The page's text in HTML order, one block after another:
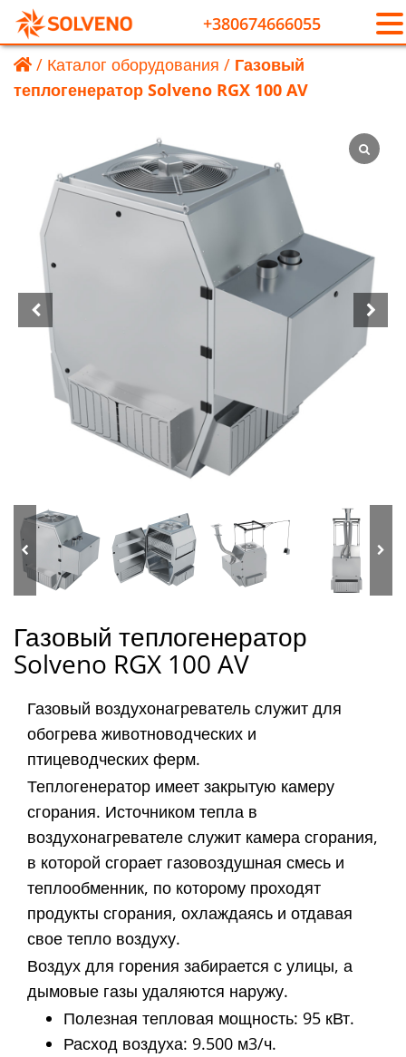
+380674666055
/ Каталог оборудования / Газовый
теплогенератор Solveno RGX 100 AV
Газовый теплогенератор
Solveno RGX 100 AV
Газовый воздухонагреватель служит для
обогрева животноводческих и
птицеводческих ферм.
Теплогенератор имеет закрытую камеру
сгорания. Источником тепла в
воздухонагревателе служит камера сгорания,
в которой сгорает газовоздушная смесь и
теплообменник, по которому проходят
продукты сгорания, охлаждаясь и отдавая
свое тепло воздуху.
Воздух для горения забирается с улицы, а
дымовые газы удаляются наружу.
Полезная тепловая мощность: 95 кВт.
Расход воздуха: 9.500 м3/ч.